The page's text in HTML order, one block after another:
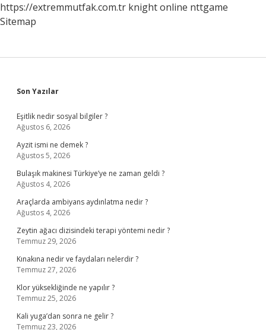
https://extremmutfak.com.tr knight online nttgame
Sitemap
Sidebar
Son Yazılar
Eşitlik nedir sosyal bilgiler ?
Ağustos 6, 2026
Ayzit ismi ne demek ?
Ağustos 5, 2026
Bulaşık makinesi Türkiye’ye ne zaman geldi ?
Ağustos 4, 2026
Araçlarda ambiyans aydınlatma nedir ?
Ağustos 4, 2026
Zeytin ağacı dizisindeki terapi yöntemi nedir ?
Temmuz 29, 2026
Kınakına nedir ve faydaları nelerdir ?
Temmuz 27, 2026
Klor yüksekliğinde ne yapılır ?
Temmuz 25, 2026
Kali yuga’dan sonra ne gelir ?
Temmuz 23, 2026